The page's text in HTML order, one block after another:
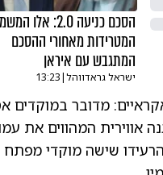
הסכם כניעה 2.0:
המטרידות מאחורי ההסכם
המתגבש עם איראן
ישראל גראדווהל|
13:23
מדובר במוקדים
אווירית המהווים את
הרעידו שישה מוקדי